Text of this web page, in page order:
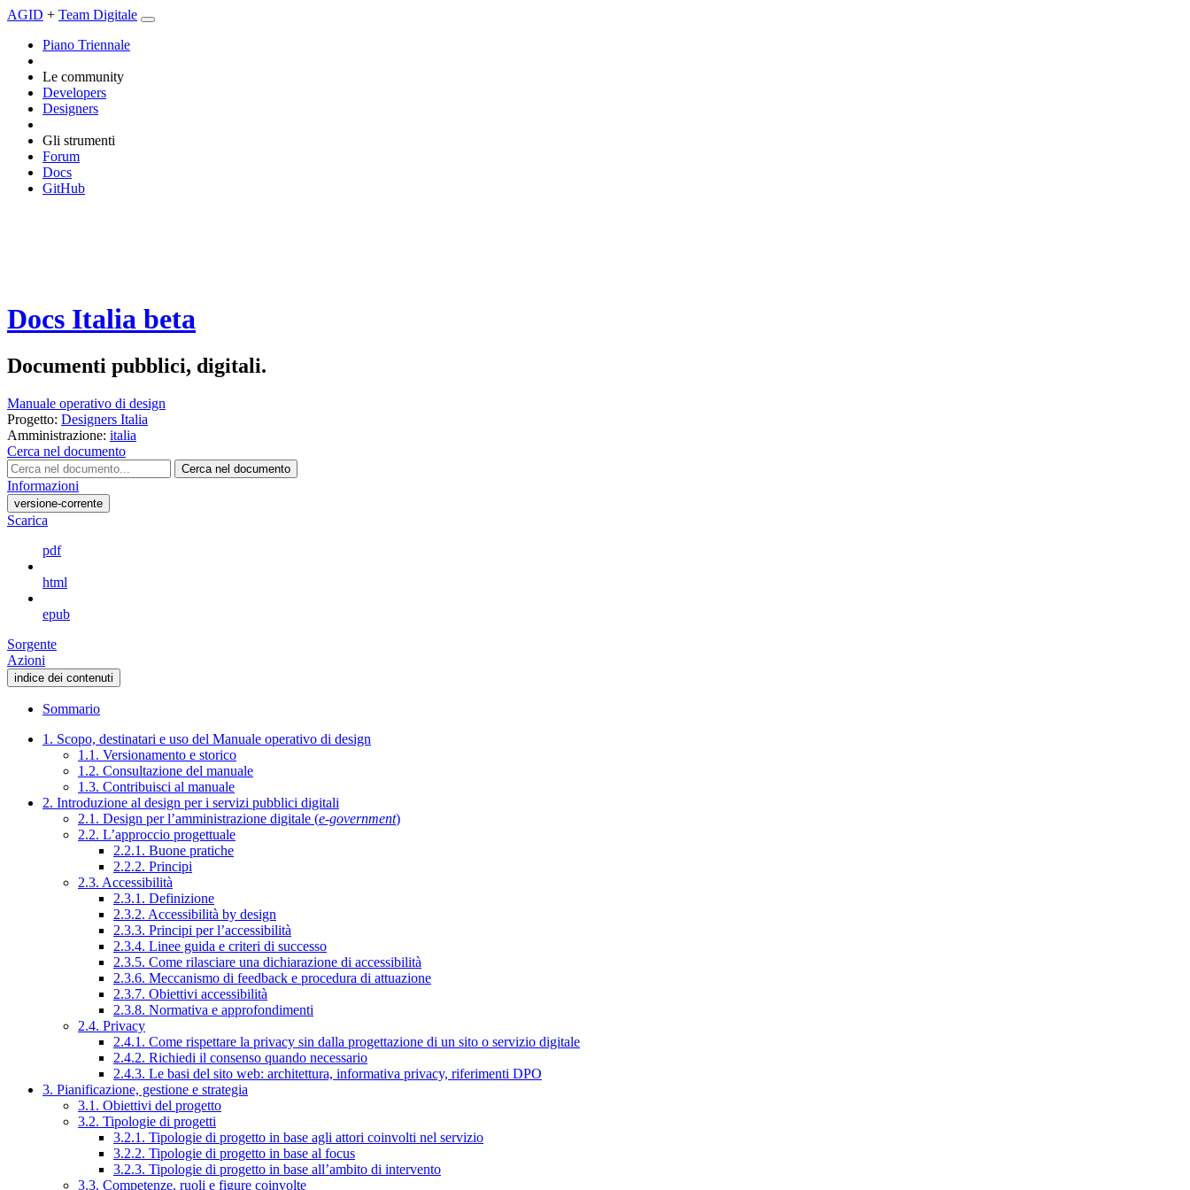
AGID + Team Digitale
Piano Triennale
Le community
Developers
Designers
Gli strumenti
Forum
Docs
GitHub
Docs Italia beta
Documenti pubblici, digitali.
Manuale operativo di design
Progetto: Designers Italia
Amministrazione: italia
Cerca nel documento
Cerca nel documento
Informazioni
versione-corrente
Scarica
pdf
html
epub
Sorgente
Azioni
indice dei contenuti
Sommario
1. Scopo, destinatari e uso del Manuale operativo di design
1.1. Versionamento e storico
1.2. Consultazione del manuale
1.3. Contribuisci al manuale
2. Introduzione al design per i servizi pubblici digitali
2.1. Design per l’amministrazione digitale (e-government)
2.2. L’approccio progettuale
2.2.1. Buone pratiche
2.2.2. Principi
2.3. Accessibilità
2.3.1. Definizione
2.3.2. Accessibilità by design
2.3.3. Principi per l’accessibilità
2.3.4. Linee guida e criteri di successo
2.3.5. Come rilasciare una dichiarazione di accessibilità
2.3.6. Meccanismo di feedback e procedura di attuazione
2.3.7. Obiettivi accessibilità
2.3.8. Normativa e approfondimenti
2.4. Privacy
2.4.1. Come rispettare la privacy sin dalla progettazione di un sito o servizio digitale
2.4.2. Richiedi il consenso quando necessario
2.4.3. Le basi del sito web: architettura, informativa privacy, riferimenti DPO
3. Pianificazione, gestione e strategia
3.1. Obiettivi del progetto
3.2. Tipologie di progetti
3.2.1. Tipologie di progetto in base agli attori coinvolti nel servizio
3.2.2. Tipologie di progetto in base al focus
3.2.3. Tipologie di progetto in base all’ambito di intervento
3.3. Competenze, ruoli e figure coinvolte